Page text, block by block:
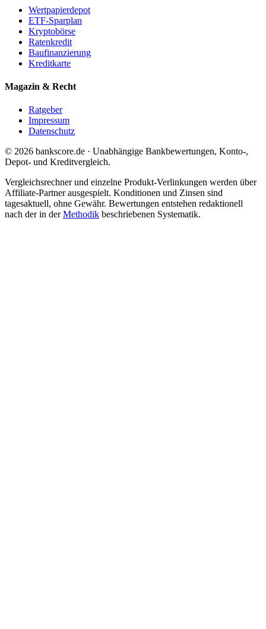
Wertpapierdepot
ETF-Sparplan
Kryptobörse
Ratenkredit
Baufinanzierung
Kreditkarte
Magazin & Recht
Ratgeber
Impressum
Datenschutz
© 2026 bankscore.de · Unabhängige Bankbewertungen, Konto-,
Depot- und Kreditvergleich.
Vergleichsrechner und einzelne Produkt-Verlinkungen werden über
Affiliate-Partner ausgespielt. Konditionen und Zinsen sind
tagesaktuell, ohne Gewähr. Bewertungen entstehen redaktionell
nach der in derMethodik beschriebenen Systematik.